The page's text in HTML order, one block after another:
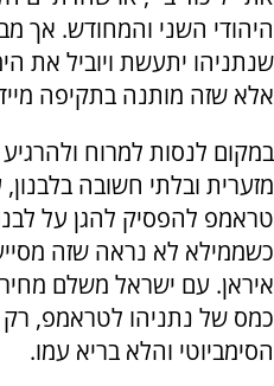
היהודי השני והמחודש. אך
שנתניהו יתעשת ויוביל את
אלא שזה מותנה בתקיפה
במקום לנסות למרוח
מזערית ובלתי חשובה
טראמפ להפסיק להגן על
כשממילא לא נראה שזה
איראן. עם ישראל משלם
כמס של נתניהו לטראמפ,
הסימביוטי והלא בריא עמו.